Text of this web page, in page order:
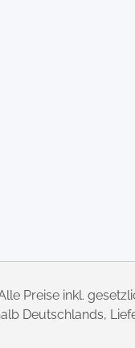
Preise inkl.
Deutschlands,